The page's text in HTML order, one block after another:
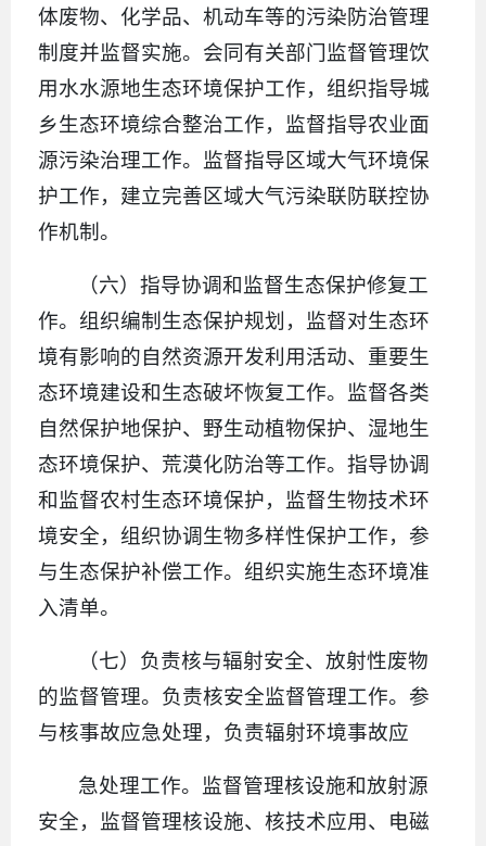
体废物、化学品、机动车等的污染防治管理
制度并监督实施。会同有关部门监督管理饮
用水水源地生态环境保护工作，组织指导城
乡生态环境综合整治工作，监督指导农业面
源污染治理工作。监督指导区域大气环境保
护工作，建立完善区域大气污染联防联控协
作机制。
（六）指导协调和监督生态保护修复工
作。组织编制生态保护规划，监督对生态环
境有影响的自然资源开发利用活动、重要生
态环境建设和生态破坏恢复工作。监督各类
自然保护地保护、野生动植物保护、湿地生
态环境保护、荒漠化防治等工作。指导协调
和监督农村生态环境保护，监督生物技术环
境安全，组织协调生物多样性保护工作，参
与生态保护补偿工作。组织实施生态环境准
入清单。
（七）负责核与辐射安全、放射性废物
的监督管理。负责核安全监督管理工作。参
与核事故应急处理，负责辐射环境事故应
急处理工作。监督管理核设施和放射源
安全，监督管理核设施、核技术应用、电磁